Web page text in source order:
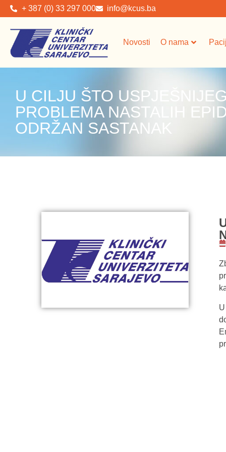
+ 387 (0) 33 297 000 info@kcus.ba
Novosti O nama
U CILJU ŠTO
PROBLEMA NASTALIH
ODRŽAN SASTANAK